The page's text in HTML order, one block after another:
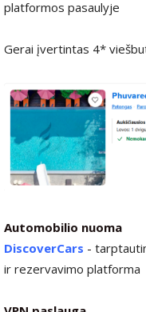
platformos pasaulyje
Gerai įvertintas 4*
Automobilio nuoma
DiscoverCars -
ir rezervavimo platforma